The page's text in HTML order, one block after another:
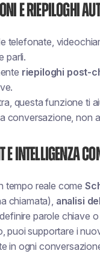
e riepiloghi
telefonate,
parli.
riepiloghi post-
questa funzione ti
conversazione, non
e intelligenza
tempo reale come
chiamata), analisi
parole chiave
supportare i
in ogni